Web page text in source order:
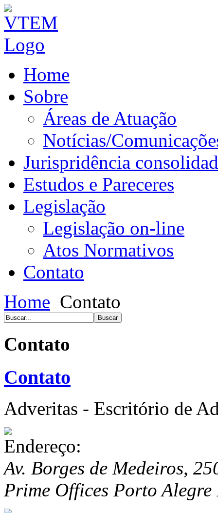
Home
Sobre
Áreas de Atuação
Notícias/
Jurispridência
Estudos e Pareceres
Legislação
Legislação on-line
Atos Normativos
Contato
Home Contato
Contato
Contato
Adveritas - Escritório de
Av. Borges de Medeiros,
Prime Offices Porto Alegre